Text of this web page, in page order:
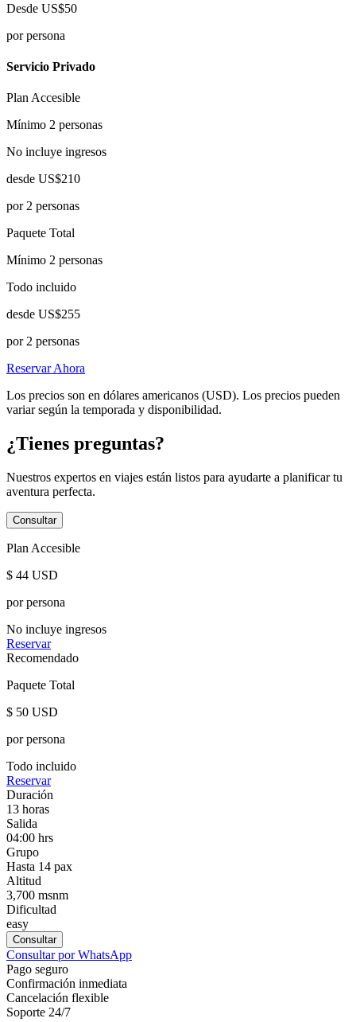
Desde US$50
por persona
Servicio Privado
Plan Accesible
Mínimo 2 personas
No incluye ingresos
desde US$210
por 2 personas
Paquete Total
Mínimo 2 personas
Todo incluido
desde US$255
por 2 personas
Reservar Ahora
Los precios son en dólares americanos (USD). Los precios pueden
variar según la temporada y disponibilidad.
¿Tienes preguntas?
Nuestros expertos en viajes están listos para ayudarte a planificar tu
aventura perfecta.
Consultar
Plan Accesible
$ 44 USD
por persona
No incluye ingresos
Reservar
Recomendado
Paquete Total
$ 50 USD
por persona
Todo incluido
Reservar
Duración
13 horas
Salida
04:00 hrs
Grupo
Hasta 14 pax
Altitud
3,700 msnm
Dificultad
easy
Consultar
Consultar por WhatsApp
Pago seguro
Confirmación inmediata
Cancelación flexible
Soporte 24/7